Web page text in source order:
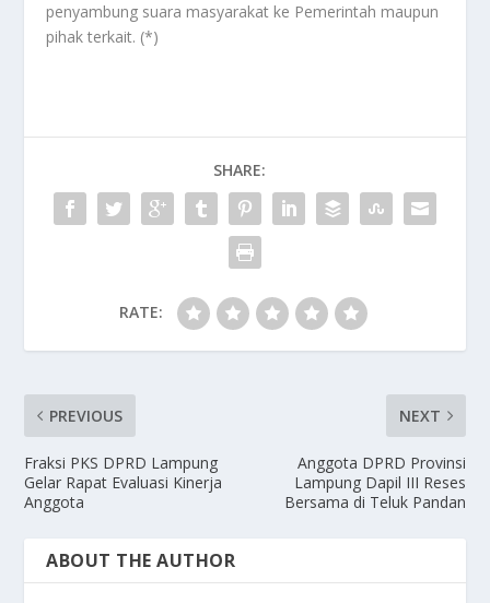
penyambung suara masyarakat ke Pemerintah maupun
pihak terkait. (*)
SHARE:
RATE:
PREVIOUS
Fraksi PKS DPRD Lampung
Gelar Rapat Evaluasi Kinerja
Anggota
NEXT
Anggota DPRD Provinsi
Lampung Dapil III Reses
Bersama di Teluk Pandan
ABOUT THE AUTHOR